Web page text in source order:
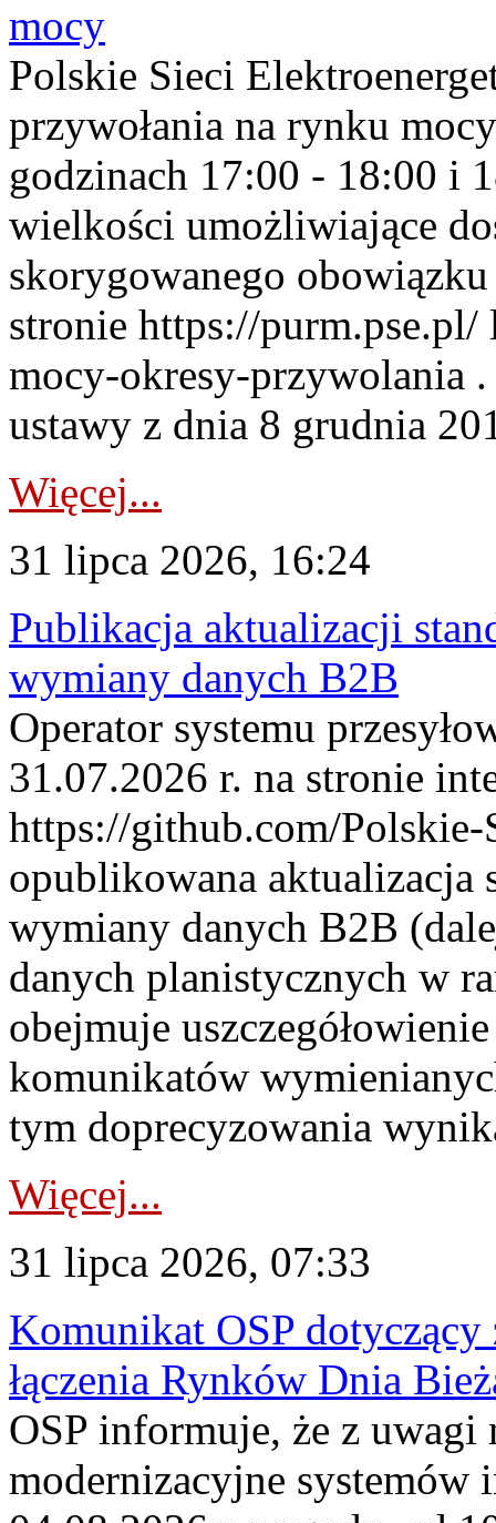
mocy
Polskie Sieci
przywołania na rynku
godzinach 17:00 - 18:00 i
wielkości umożliwiające
skorygowanego
stronie https://
mocy-okresy-przywolania
ustawy z dnia 8 grudnia
Więcej...
31 lipca 2026, 16:24
Publikacja aktualizacji
wymiany danych B2B
Operator systemu
31.07.2026 r. na stronie
https://github.com/Polskie-
opublikowana aktualizacja
wymiany danych B2B
danych planistycznych w
obejmuje
komunikatów
tym doprecyzowania
Więcej...
31 lipca 2026, 07:33
Komunikat OSP dotyczący
łączenia Rynków Dnia
OSP informuje, że z uwagi
modernizacyjne